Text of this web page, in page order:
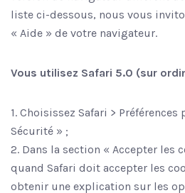
liste ci-dessous, nous vous
« Aide » de votre navigateur.
Vous utilisez Safari 5.0 (sur
1. Choisissez Safari >
Sécurité » ;
2. Dans la section « Accepter les
quand Safari doit accepter les
obtenir une explication sur les